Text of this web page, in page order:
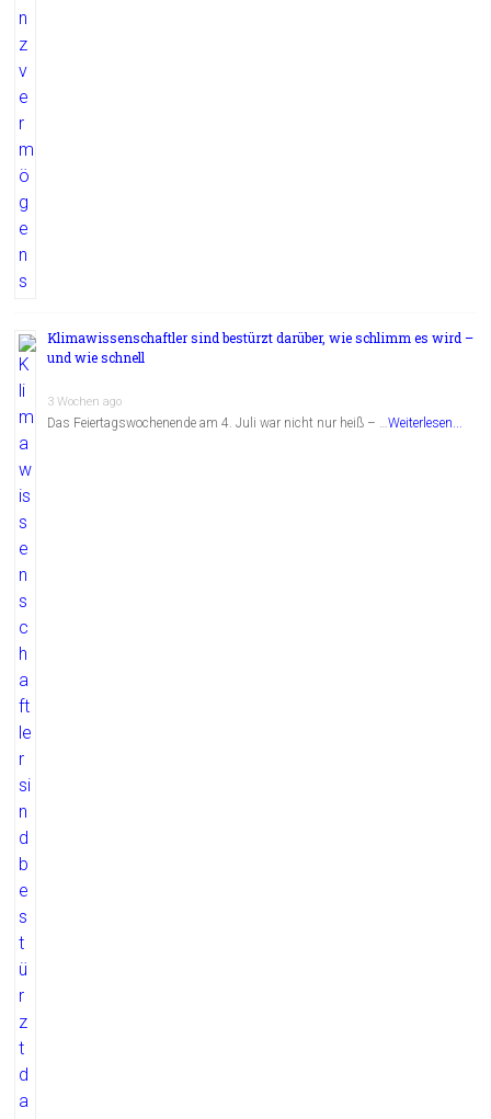
Klimawissenschaftler sind bestürzt darüber, wie schlimm es wird –
und wie schnell
3 Wochen ago
Das Feiertagswochenende am 4. Juli war nicht nur heiß – …Weiterlesen...